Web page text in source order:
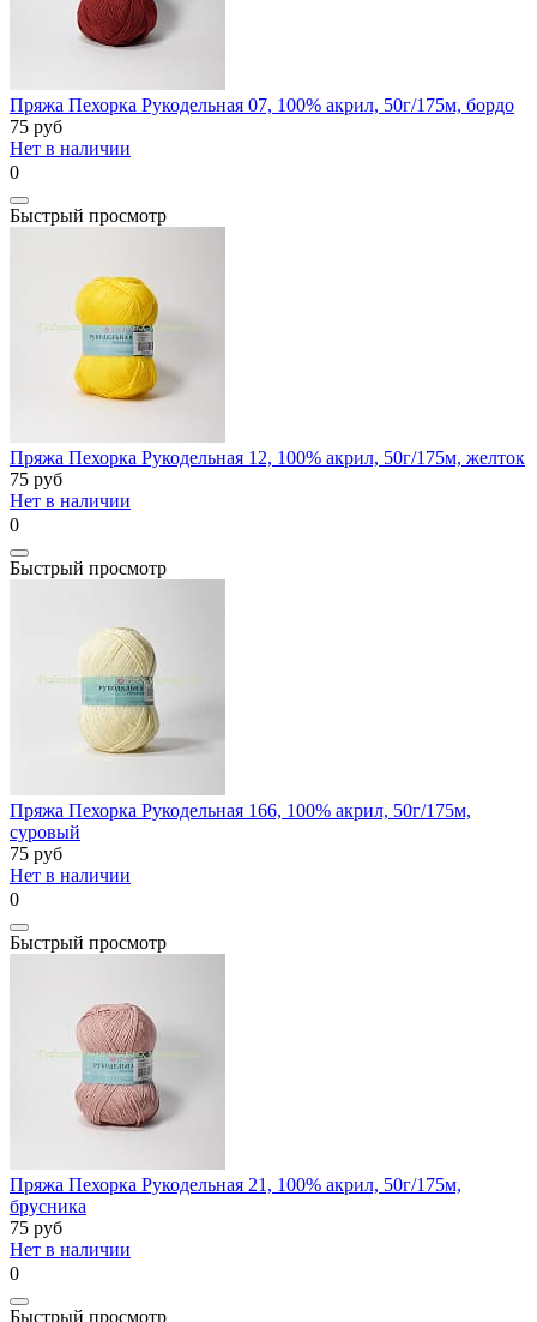
Пряжа Пехорка Рукодельная 07, 100% акрил, 50г/175м, бордо
75 руб
Нет в наличии
0
Быстрый просмотр
Пряжа Пехорка Рукодельная 12, 100% акрил, 50г/175м, желток
75 руб
Нет в наличии
0
Быстрый просмотр
Пряжа Пехорка Рукодельная 166, 100% акрил, 50г/175м,
суровый
75 руб
Нет в наличии
0
Быстрый просмотр
Пряжа Пехорка Рукодельная 21, 100% акрил, 50г/175м,
брусника
75 руб
Нет в наличии
0
Быстрый просмотр